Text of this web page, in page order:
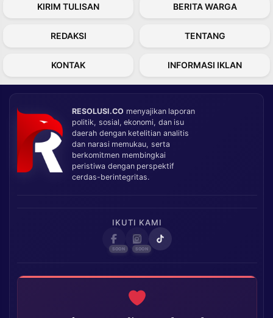
KIRIM TULISAN BERITA WARGA
REDAKSI TENTANG
KONTAK INFORMASI IKLAN
RESOLUSI.CO menyajikan laporan
politik, sosial, ekonomi, dan isu
daerah dengan ketelitian analitis
dan narasi memukau, serta
berkomitmen membingkai
peristiwa dengan perspektif
cerdas-berintegritas.
IKUTI KAMI